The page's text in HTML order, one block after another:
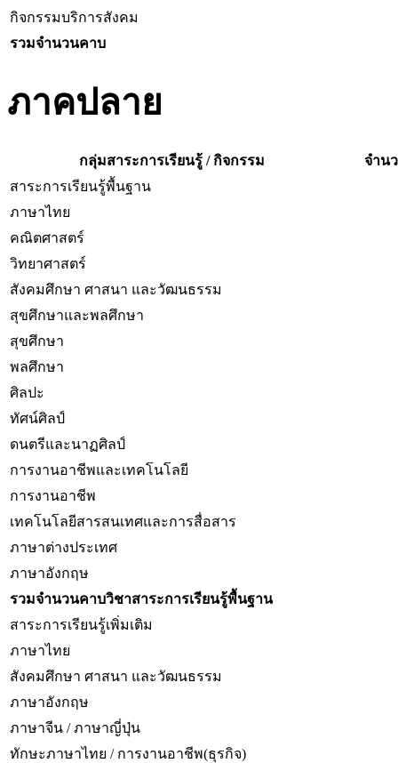
กิจกรรมบริการสังคม
รวมจำนวนคาบ
ภาคปลาย
กลุ่มสาระการเรียนรู้ / กิจกรรม
จำน
สาระการเรียนรู้พื้นฐาน
ภาษาไทย
คณิตศาสตร์
วิทยาศาสตร์
สังคมศึกษา ศาสนา และวัฒนธรรม
สุขศึกษาและพลศึกษา
สุขศึกษา
พลศึกษา
ศิลปะ
ทัศน์ศิลป์
ดนตรีและนาฏศิลป์
การงานอาชีพและเทคโนโลยี
การงานอาชีพ
เทคโนโลยีสารสนเทศและการสื่อสาร
ภาษาต่างประเทศ
ภาษาอังกฤษ
รวมจำนวนคาบวิชาสาระการเรียนรู้พื้นฐาน
สาระการเรียนรู้เพิ่มเติม
ภาษาไทย
สังคมศึกษา ศาสนา และวัฒนธรรม
ภาษาอังกฤษ
ภาษาจีน / ภาษาญี่ปุ่น
ทักษะภาษาไทย / การงานอาชีพ(ธุรกิจ)